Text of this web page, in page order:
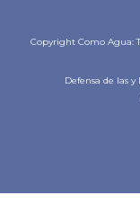
Copyright Como Agua:
Defensa de las